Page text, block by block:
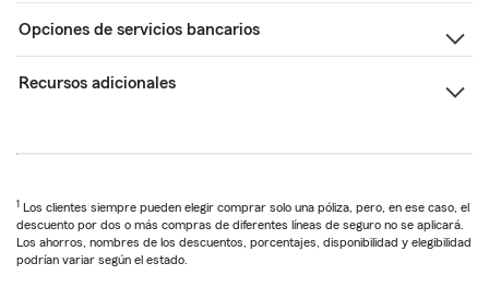
Opciones de servicios bancarios
Recursos adicionales
1 Los clientes siempre pueden elegir comprar solo una póliza, pero, en ese caso, el
descuento por dos o más compras de diferentes líneas de seguro no se aplicará.
Los ahorros, nombres de los descuentos, porcentajes, disponibilidad y elegibilidad
podrían variar según el estado.